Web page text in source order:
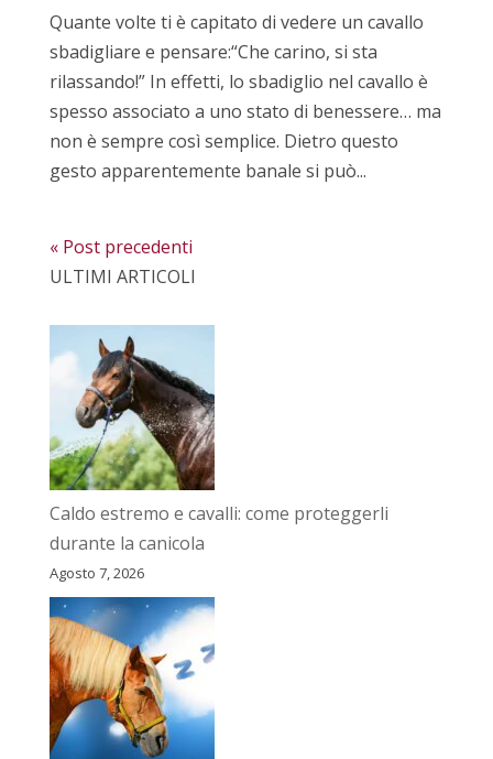
Quante volte ti è capitato di vedere un cavallo
sbadigliare e pensare:“Che carino, si sta
rilassando!” In effetti, lo sbadiglio nel cavallo è
spesso associato a uno stato di benessere… ma
non è sempre così semplice. Dietro questo
gesto apparentemente banale si può...
« Post precedenti
ULTIMI ARTICOLI
Caldo estremo e cavalli: come proteggerli
durante la canicola
Agosto 7, 2026